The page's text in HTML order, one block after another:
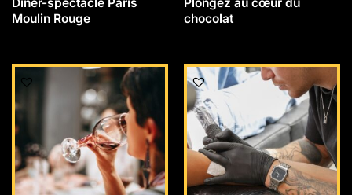
Moulin Rouge
chocolat